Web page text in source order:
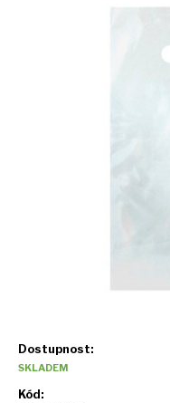
Dostupnost:
SKLADEM
Kód: